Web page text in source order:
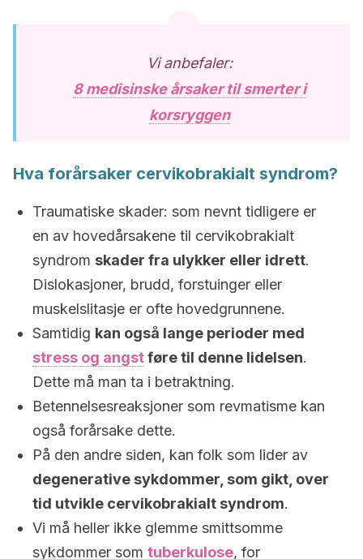
Vi anbefaler:
8 medisinske årsaker til smerter i
korsryggen
Hva forårsaker cervikobrakialt syndrom?
Traumatiske skader: som nevnt tidligere er
en av hovedårsakene til cervikobrakialt
syndrom skader fra ulykker eller idrett.
Dislokasjoner, brudd, forstuinger eller
muskelslitasje er ofte hovedgrunnene.
Samtidig kan også lange perioder med
stress og angstføre til denne lidelsen.
Dette må man ta i betraktning.
Betennelsesreaksjoner som revmatisme kan
også forårsake dette.
På den andre siden, kan folk som lider av
degenerative sykdommer, som gikt, over
tid utvikle cervikobrakialt syndrom.
Vi må heller ikke glemme smittsomme
sykdommer som tuberkulose, for